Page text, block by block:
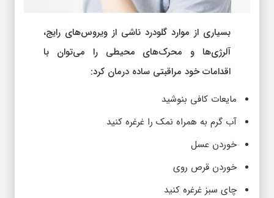
بسیاری از موارد گلودرد ناشی از ویروس‌های رایج،
آلرژی‌ها و محرک‌های محیطی را می‌توان با
اقدامات خود مراقبتی ساده درمان کرد:
مایعات کافی بنوشید
آب گرم به همراه نمک را غرغره کنید
خوردن عسل
خوردن قرص روی
چای سبز غرغره کنید